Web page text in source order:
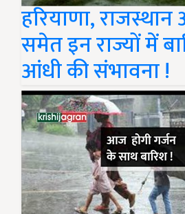
हरियाणा,
समेत इन राज्यों में
आंधी की संभावना !